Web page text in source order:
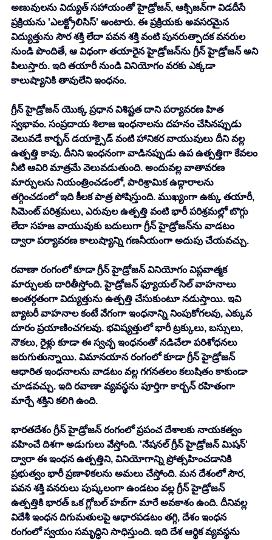
అణువులను విద్యుత్ సహాయంతో హైడ్రోజన్, ఆక్సిజన్‌గా విడదీసే
ప్రక్రియను 'ఎలక్ట్రోలిసిస్' అంటారు. ఈ ప్రక్రియకు అవసరమైన
విద్యుత్తును సౌర శక్తి లేదా పవన శక్తి వంటి పునరుత్పాదక వనరుల
నుండి పొందితే, ఆ విధంగా తయారైన హైడ్రోజన్‌ను గ్రీన్ హైడ్రోజన్ అని
పిలుస్తారు. ఇది తయారీ నుండి వినియోగం వరకు ఎక్కడా
కాలుష్యానికి తావులేని ఇంధనం.
గ్రీన్ హైడ్రోజన్ యొక్క ప్రధాన విశిష్టత దాని పర్యావరణ హిత
స్వభావం. సంప్రదాయ శిలాజ ఇంధనాలను దహనం చేసినప్పుడు
వెలువడే కార్బన్ డయాక్సైడ్ వంటి హానికర వాయువులు దీని వల్ల
ఉత్పత్తి కావు. దీనిని ఇంధనంగా వాడినప్పుడు ఉప ఉత్పత్తిగా కేవలం
నీటి ఆవిరి మాత్రమే వెలువడుతుంది. అందువల్ల వాతావరణ
మార్పులను నియంత్రించడంలో, పారిశ్రామిక ఉద్గారాలను
తగ్గించడంలో ఇది కీలక పాత్ర పోషిస్తుంది. ముఖ్యంగా ఉక్కు తయారీ,
సిమెంట్ పరిశ్రమలు, ఎరువుల ఉత్పత్తి వంటి భారీ పరిశ్రమల్లో బొగ్గు
లేదా సహజ వాయువుకు బదులుగా గ్రీన్ హైడ్రోజన్‌ను వాడటం
ద్వారా పర్యావరణ కాలుష్యాన్ని గణనీయంగా అదుపు చేయవచ్చు.
రవాణా రంగంలో కూడా గ్రీన్ హైడ్రోజన్ వినియోగం విప్లవాత్మక
మార్పులకు దారితీస్తోంది. హైడ్రోజన్ ఫ్యూయల్ సెల్ వాహనాలు
అంతర్గతంగా విద్యుత్తును ఉత్పత్తి చేసుకుంటూ నడుస్తాయి. ఇవి
బ్యాటరీ వాహనాల కంటే వేగంగా ఇంధనాన్ని నింపుకోగలవు, ఎక్కువ
దూరం ప్రయాణించగలవు. భవిష్యత్తులో భారీ ట్రక్కులు, బస్సులు,
నౌకలు, రైళ్లు కూడా ఈ స్వచ్ఛ ఇంధనంతో నడిచేలా పరిశోధనలు
జరుగుతున్నాయి. విమానయాన రంగంలో కూడా గ్రీన్ హైడ్రోజన్
ఆధారిత ఇంధనాలను వాడటం వల్ల గగనతలం కలుషితం కాకుండా
చూడవచ్చు. ఇది రవాణా వ్యవస్థను పూర్తిగా కార్బన్ రహితంగా
మార్చే శక్తిని కలిగి ఉంది.
భారతదేశం గ్రీన్ హైడ్రోజన్ రంగంలో ప్రపంచ దేశాలకు నాయకత్వం
వహించే దిశగా అడుగులు వేస్తోంది. 'నేషనల్ గ్రీన్ హైడ్రోజన్ మిషన్'
ద్వారా ఈ ఇంధన ఉత్పత్తిని, వినియోగాన్ని ప్రోత్సహించడానికి
ప్రభుత్వం భారీ ప్రణాళికలను అమలు చేస్తోంది. మన దేశంలో సౌర,
పవన శక్తి వనరులు పుష్కలంగా ఉండటం వల్ల గ్రీన్ హైడ్రోజన్
ఉత్పత్తికి భారత్ ఒక గ్లోబల్ హబ్‌గా మారే అవకాశం ఉంది. దీనివల్ల
విదేశీ ఇంధన దిగుమతులపై ఆధారపడటం తగ్గి, దేశం ఇంధన
రంగంలో స్వయం సమృద్ధిని సాధిస్తుంది. ఇది దేశ ఆర్థిక వ్యవస్థను